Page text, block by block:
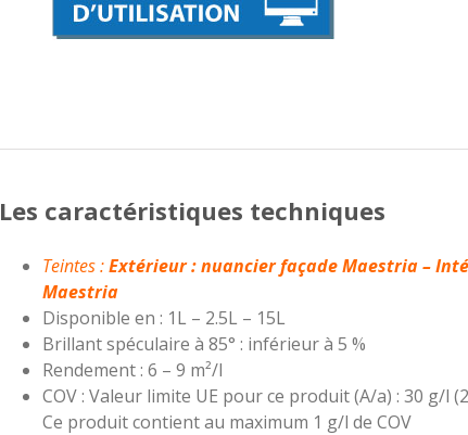
Les caractéristiques techniques
Teintes :Extérieur : nuancier façade Maestria –
Maestria
Disponible en : 1L – 2.5L – 15L
Brillant spéculaire à 85° : inférieur à 5 %
Rendement : 6 – 9 m²/l
COV : Valeur limite UE pour ce produit (A/a) : 30 g/l
Ce produit contient au maximum 1 g/l de COV